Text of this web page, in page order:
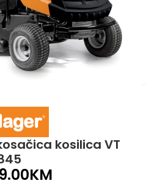
kosilica VT
KM